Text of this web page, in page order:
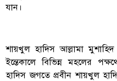
যান।
শায়খুল হাদিস আল্লামা
ইন্তেকালে বিভিন্ন মহলের
হাদিস জগতে প্রবীন শায়খুল